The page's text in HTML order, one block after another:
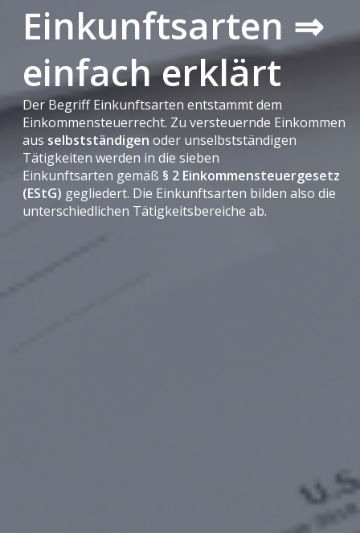
Einkunftsarten ⇒
einfach erklärt
Der Begriff Einkunftsarten entstammt dem
Einkommensteuerrecht. Zu versteuernde Einkommen
aus selbstständigen oder unselbstständigen
Tätigkeiten werden in die sieben
Einkunftsarten gemäß § 2 Einkommensteuergesetz
(EStG) gegliedert. Die Einkunftsarten bilden also die
unterschiedlichen Tätigkeitsbereiche ab.